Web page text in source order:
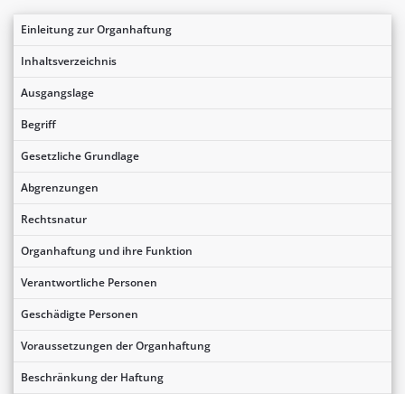
Einleitung zur Organhaftung
Inhaltsverzeichnis
Ausgangslage
Begriff
Gesetzliche Grundlage
Abgrenzungen
Rechtsnatur
Organhaftung und ihre Funktion
Verantwortliche Personen
Geschädigte Personen
Voraussetzungen der Organhaftung
Beschränkung der Haftung